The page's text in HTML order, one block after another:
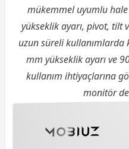
mükemmel uyumlu
yükseklik ayarı, pivot, tilt
uzun süreli
mm yükseklik ayarı ve
kullanım ihtiyaçlarına
monitör